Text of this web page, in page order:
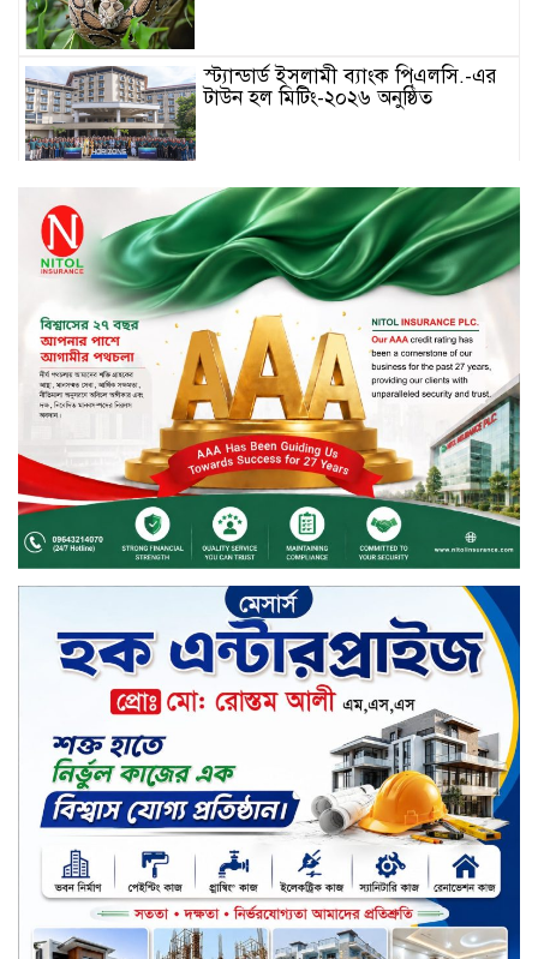
স্ট্যান্ডার্ড ইসলামী ব্যাংক পিএলসি.-এর
টাউন হল মিটিং-২০২৬ অনুষ্ঠিত
বিদায়ী সপ্তাহে দর পতনের শীর্ষে এস
আলম কোল্ড রোল্ড
বিদায়ী সপ্তাহে দর বৃদ্ধির শীর্ষে ফারইস্ট
ফাইন্যান্স
বিদায়ী সপ্তাহে লেনদেনের শীর্ষে শার্প
ইন্ডাস্ট্রিজ
চুয়াডাঙ্গায় বিএআরআই’র কৃষি গবেষণা
কেন্দ্র, মেহেরপুর এর আঞ্চলিক রিভিউ
কর্মশালা/২০২৫-২৬ অনুষ্ঠিত
মুসলিম নিকাহ রেজিস্ট্রার কল্যাণ
পরিষদের সম্মেলন অনুষ্ঠিত
দীর্ঘস্থায়ী ৭,৫০০ এমএএইচ ব্যাটারি
এবং শক্তিশালী গরিলা গ্লাস ৭আই সুরক্ষা
নিয়ে শাওমি উন্মোচন করল নতুন রেডমি
১৭
খালেদা জিয়ার গাড়ীতে হামলাকারী
রুবেলের গোত্রীয় সন্ত্রাসীদের গ্রেফতারের
দাবি